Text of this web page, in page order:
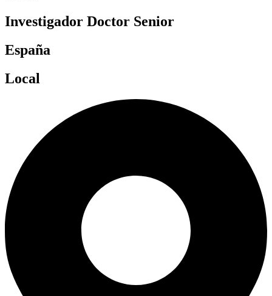
Investigador Doctor Senior
España
Local